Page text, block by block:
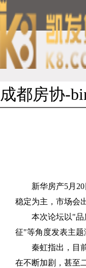
成都房协-
新华房产5月
稳定为主，市场会
本次论坛以"
征"等角度发表主
秦虹指出，目
在不断加剧，甚至